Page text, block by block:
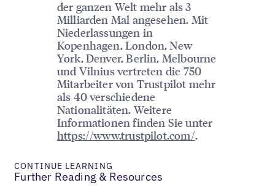
der ganzen Welt mehr als 3
Milliarden Mal angesehen. Mit
Niederlassungen in
Kopenhagen, London, New
York, Denver, Berlin, Melbourne
und Vilnius vertreten die 750
Mitarbeiter von Trustpilot mehr
als 40 verschiedene
Nationalitäten. Weitere
Informationen finden Sie unter
https://www.trustpilot.com/.
CONTINUE LEARNING
Further Reading & Resources